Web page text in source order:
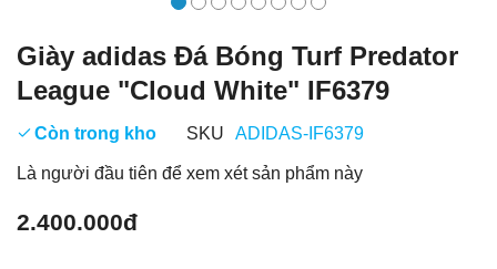
Giày adidas Đá Bóng Turf Predator
League "Cloud White" IF6379
Còn trong kho SKU ADIDAS-IF6379
Là người đầu tiên để xem xét sản phẩm này
2.400.000đ